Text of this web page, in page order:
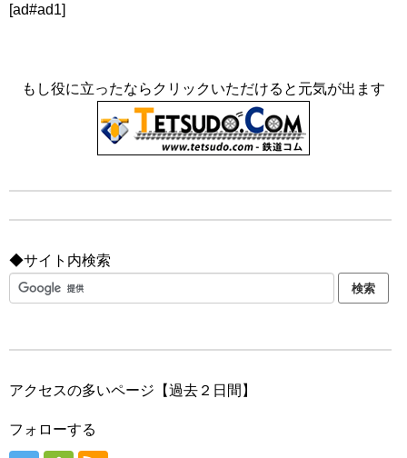
[ad#ad1]
もし役に立ったならクリックいただけると元気が出ます
◆サイト内検索
アクセスの多いページ【過去２日間】
フォローする